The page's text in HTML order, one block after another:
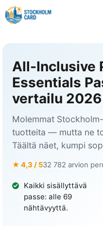
Siirry
sisältöön
All-Inclusive
Essentials
vertailu 2026
Molemmat
tuotteita — mutta ne
Täältä näet, kumpi
★ 4,3 / 532 782 arvion
Kaikki sisällyttävä
passe: alle 69
nähtävyyttä.